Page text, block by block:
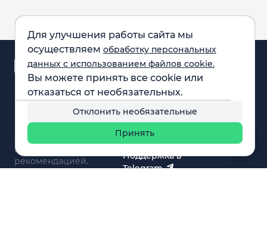
Для улучшения работы сайта мы
осуществляем обработку персональных
данных с использованием файлов cookie.
Вы можете принять все cookie или
отказаться от необязательных.
Отклонить необязательные
Принять
Обращаем внимание:
все материалы,
представленные на
сайте, не являются
инвестиционной
рекомендацией.
Аналитика и
новости
Карта рынка
Компании
F.A.Q.
Обучение
Вебинары
О нас
Поддержка в
Telegram